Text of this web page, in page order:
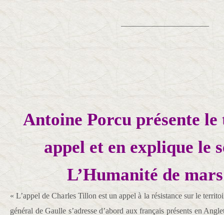
Antoine Porcu présente le
appel et en explique le
L’Humanité de
« L’appel de Charles Tillon est un appel à la résistance sur le
général de Gaulle s’adresse d’abord aux français présents en